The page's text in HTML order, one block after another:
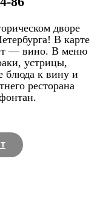
дворе
В карте
— вино. В меню
устрицы,
блюда к вину и
ресторана